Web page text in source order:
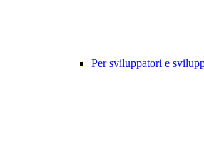
Per sviluppatori e